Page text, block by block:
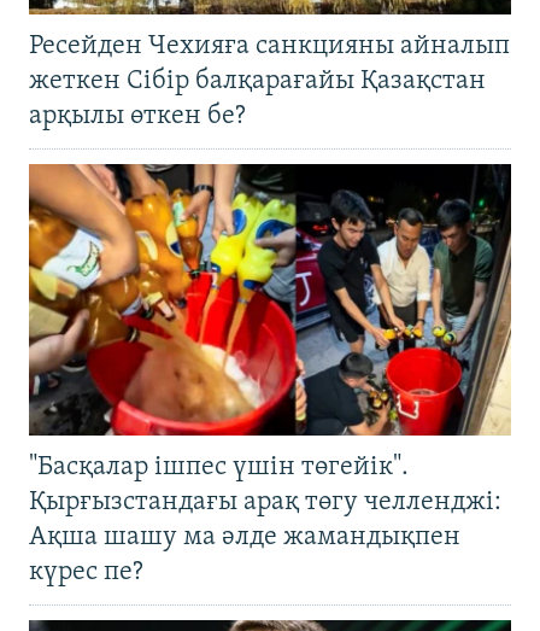
Ресейден Чехияға санкцияны айналып
жеткен Сібір балқарағайы Қазақстан
арқылы өткен бе?
"Басқалар ішпес үшін төгейік".
Қырғызстандағы арақ төгу челленджі:
Ақша шашу ма әлде жамандықпен
күрес пе?